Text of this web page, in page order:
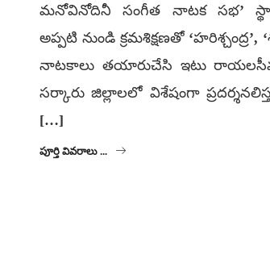
మనోవినోదినీ సంగీత నాటక సభ’
అప్పటి నుండి క్రమశిక్షణతో ‘హరిశ్చంద్ర’,
నాటకాలు తయారుచేసి ఇటు
సర్కారు జిల్లాలలో విశేషంగా
[…]
పూర్తి వివరాలు ...